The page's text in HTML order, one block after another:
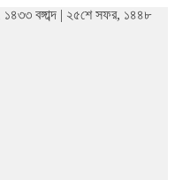
১৪৩৩ বঙ্গাব্দ | ২৫শে সফর, ১৪৪৮